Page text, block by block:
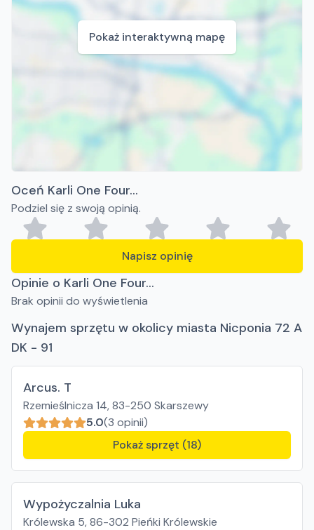
Pokaż interaktywną mapę
Oceń Karli One Four...
Podziel się z swoją opinią.
Napisz opinię
Opinie o Karli One Four...
Brak opinii do wyświetlenia
Wynajem sprzętu w okolicy miasta Nicponia 72 A
DK - 91
Arcus. T
Rzemieślnicza 14, 83-250 Skarszewy
5.0(3 opinii)
Pokaż sprzęt (18)
Wypożyczalnia Luka
Królewska 5, 86-302 Pieńki Królewskie